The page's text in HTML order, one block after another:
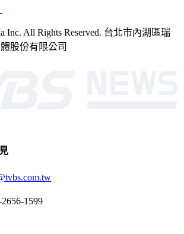
Inc. All Rights Reserved. 台北市內湖區瑞
股份有限公司
1599